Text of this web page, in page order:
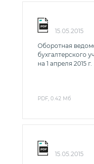
15.05.2015
Оборотная
бухгалтерского
на 1 апреля 2015 г.
PDF, 0.42 Мб
15.05.2015